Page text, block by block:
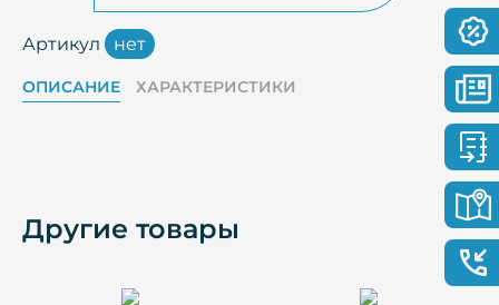
Артикул нет
ОПИСАНИЕ ХАРАКТЕРИСТИКИ
Другие товары